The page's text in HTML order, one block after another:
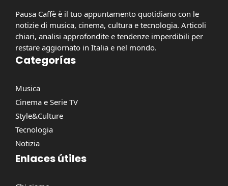
Pausa Caffè è il tuo appuntamento quotidiano con le
notizie di musica, cinema, cultura e tecnologia. Articoli
chiari, analisi approfondite e tendenze imperdibili per
restare aggiornato in Italia e nel mondo.
Categorías
Musica
Cinema e Serie TV
Style&Culture
Tecnologia
Notizia
Enlaces útiles